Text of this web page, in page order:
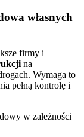
własnych
firmy i
na
Wymaga to
pełną kontrolę i
w zależności